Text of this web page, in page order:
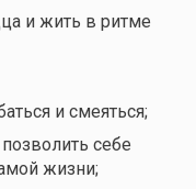
и жить в ритме
и смеяться;
себе
жизни;